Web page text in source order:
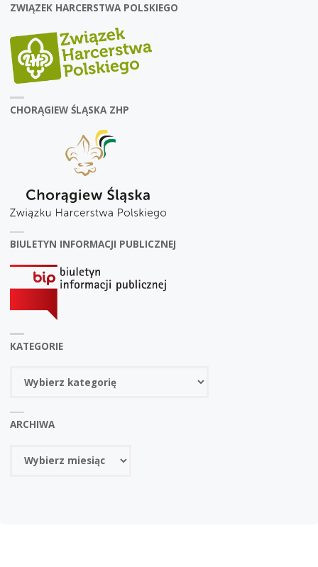
ZWIĄZEK HARCERSTWA POLSKIEGO
CHORĄGIEW ŚLĄSKA ZHP
BIULETYN INFORMACJI PUBLICZNEJ
KATEGORIE
ARCHIWA